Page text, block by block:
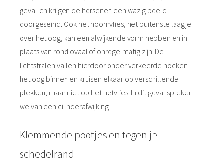
gevallen krijgen de hersenen een wazig beeld
doorgeseind. Ook het hoornvlies, het buitenste laagje
over het oog, kan een afwijkende vorm hebben en in
plaats van rond ovaal of onregelmatig zijn. De
lichtstralen vallen hierdoor onder verkeerde hoeken
het oog binnen en kruisen elkaar op verschillende
plekken, maar niet op het netvlies. In dit geval spreken
we van een cilinderafwijking.
Klemmende pootjes en tegen je
schedelrand